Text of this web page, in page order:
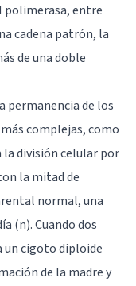
polimerasa, entre
cadena patrón, la
de una doble
permanencia de los
complejas, como
la división celular por
la mitad de
normal, una
(n). Cuando dos
un cigoto diploide
de la madre y